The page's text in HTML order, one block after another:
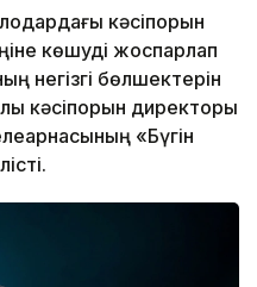
кәсіпорын
көшуді жоспарлап
негізгі бөлшектерін
кәсіпорын директоры
«Бүгін